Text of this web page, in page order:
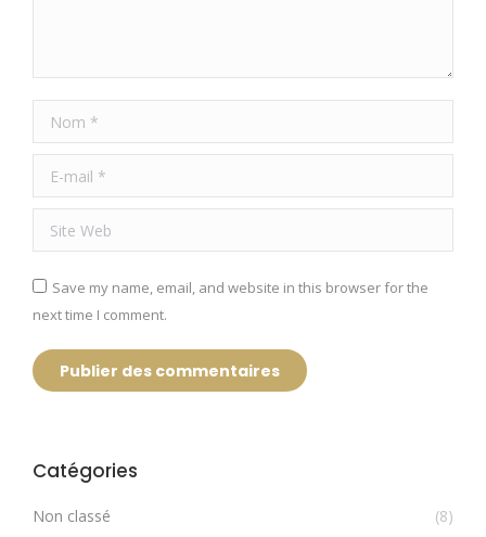
Nom *
E-mail *
Site Web
Save my name, email, and website in this browser for the
next time I comment.
Publier des commentaires
Catégories
Non classé
(8)